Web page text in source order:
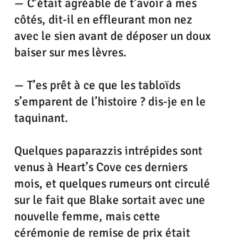
— C’était agréable de t’avoir à mes
côtés, dit-il en effleurant mon nez
avec le sien avant de déposer un doux
baiser sur mes lèvres.
— T’es prêt à ce que les tabloïds
s’emparent de l’histoire ? dis-je en le
taquinant.
Quelques paparazzis intrépides sont
venus à Heart’s Cove ces derniers
mois, et quelques rumeurs ont circulé
sur le fait que Blake sortait avec une
nouvelle femme, mais cette
cérémonie de remise de prix était